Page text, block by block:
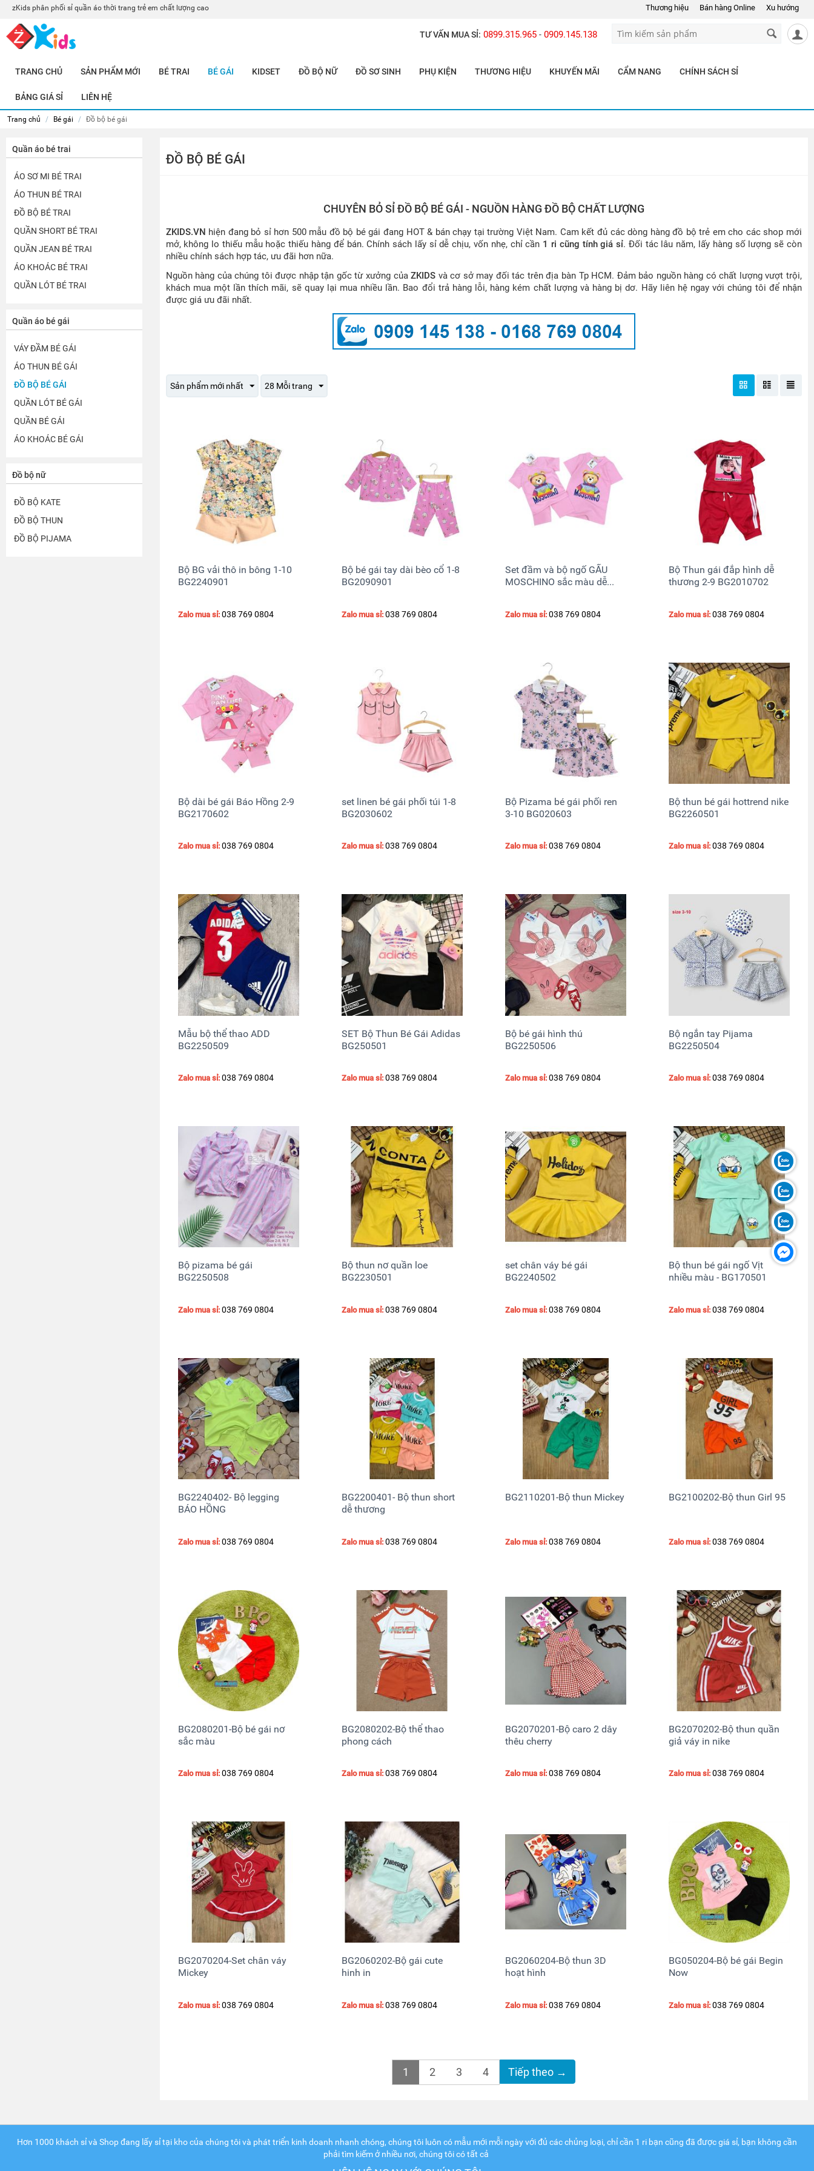
zKids phân phối sỉ quần áo thời trang trẻ em chất lượng cao Thương hiệu Bán hàng Online Xu hướng
TƯ VẤN MUA SỈ: 0899.315.965 - 0909.145.138
TRANG CHỦ SẢN PHẨM MỚI BÉ TRAI BÉ GÁI KIDSET ĐỒ BỘ NỮ ĐỒ SƠ SINH PHỤ KIỆN THƯƠNG HIỆU KHUYẾN MÃI CẨM NANG CHÍNH SÁCH SỈ
BẢNG GIÁ SỈ LIÊN HỆ
Trang chủ / Bé gái / Đồ bộ bé gái
Quần áo bé trai
ÁO SƠ MI BÉ TRAI
ÁO THUN BÉ TRAI
ĐỒ BỘ BÉ TRAI
QUẦN SHORT BÉ TRAI
QUẦN JEAN BÉ TRAI
ÁO KHOÁC BÉ TRAI
QUẦN LÓT BÉ TRAI
Quần áo bé gái
VÁY ĐẦM BÉ GÁI
ÁO THUN BÉ GÁI
ĐỒ BỘ BÉ GÁI
QUẦN LÓT BÉ GÁI
QUẦN BÉ GÁI
ÁO KHOÁC BÉ GÁI
Đồ bộ nữ
ĐỒ BỘ KATE
ĐỒ BỘ THUN
ĐỒ BỘ PIJAMA
ĐỒ BỘ BÉ GÁI
CHUYÊN BỎ SỈ ĐỒ BỘ BÉ GÁI - NGUỒN HÀNG ĐỒ BỘ CHẤT LƯỢNG
ZKIDS.VN hiện đang bỏ sỉ hơn 500 mẫu đồ bộ bé gái đang HOT & bán chạy tại trường Việt Nam. Cam kết đủ các dòng hàng đồ bộ trẻ em cho các shop mới
mở, không lo thiếu mẫu hoặc thiếu hàng để bán. Chính sách lấy sỉ dễ chịu, vốn nhẹ, chỉ cần 1 ri cũng tính giá sỉ. Đối tác lâu năm, lấy hàng số lượng sẽ còn
nhiều chính sách hợp tác, ưu đãi hơn nữa.
Nguồn hàng của chúng tôi được nhập tận gốc từ xưởng củaZKIDS và cơ sở may đối tác trên địa bàn Tp HCM. Đảm bảo nguồn hàng có chất lượng vượt trội,
khách mua một lần thích mãi, sẽ quay lại mua nhiều lần. Bao đổi trả hàng lỗi, hàng kém chất lượng và hàng bị dơ. Hãy liên hệ ngay với chúng tôi để nhận
được giá ưu đãi nhất.
Sản phẩm mới nhất 28 Mỗi trang
Bộ BG vải thô in bông 1-10
BG2240901
Zalo mua sỉ: 038 769 0804
Bộ bé gái tay dài bèo cổ 1-8
BG2090901
Zalo mua sỉ: 038 769 0804
Set đầm và bộ ngố GẤU
MOSCHINO sắc màu dễ...
Zalo mua sỉ: 038 769 0804
Bộ Thun gái đắp hình dễ
thương 2-9 BG2010702
Zalo mua sỉ: 038 769 0804
Bộ dài bé gái Báo Hồng 2-9
BG2170602
Zalo mua sỉ: 038 769 0804
set linen bé gái phối túi 1-8
BG2030602
Zalo mua sỉ: 038 769 0804
Bộ Pizama bé gái phối ren
3-10 BG020603
Zalo mua sỉ: 038 769 0804
Bộ thun bé gái hottrend nike
BG2260501
Zalo mua sỉ: 038 769 0804
Mẫu bộ thể thao ADD
BG2250509
Zalo mua sỉ: 038 769 0804
SET Bộ Thun Bé Gái Adidas
BG250501
Zalo mua sỉ: 038 769 0804
Bộ bé gái hình thú
BG2250506
Zalo mua sỉ: 038 769 0804
Bộ ngắn tay Pijama
BG2250504
Zalo mua sỉ: 038 769 0804
Bộ pizama bé gái
BG2250508
Zalo mua sỉ: 038 769 0804
Bộ thun nơ quần loe
BG2230501
Zalo mua sỉ: 038 769 0804
set chân váy bé gái
BG2240502
Zalo mua sỉ: 038 769 0804
Bộ thun bé gái ngố Vịt
nhiều màu - BG170501
Zalo mua sỉ: 038 769 0804
BG2240402- Bộ legging
BÁO HỒNG
Zalo mua sỉ: 038 769 0804
BG2200401- Bộ thun short
dễ thương
Zalo mua sỉ: 038 769 0804
BG2110201-Bộ thun Mickey
Zalo mua sỉ: 038 769 0804
BG2100202-Bộ thun Girl 95
Zalo mua sỉ: 038 769 0804
BG2080201-Bộ bé gái nơ
sắc màu
Zalo mua sỉ: 038 769 0804
BG2080202-Bộ thể thao
phong cách
Zalo mua sỉ: 038 769 0804
BG2070201-Bộ caro 2 dây
thêu cherry
Zalo mua sỉ: 038 769 0804
BG2070202-Bộ thun quần
giả váy in nike
Zalo mua sỉ: 038 769 0804
BG2070204-Set chân váy
Mickey
Zalo mua sỉ: 038 769 0804
BG2060202-Bộ gái cute
hinh in
Zalo mua sỉ: 038 769 0804
BG2060204-Bộ thun 3D
hoạt hình
Zalo mua sỉ: 038 769 0804
BG050204-Bộ bé gái Begin
Now
Zalo mua sỉ: 038 769 0804
1 2 3 4 Tiếp theo →
Hơn 1000 khách sỉ và Shop đang lấy sỉ tại kho của chúng tôi và phát triển kinh doanh nhanh chóng, chúng tôi luôn có mẫu mới mỗi ngày với đủ các chủng loại, chỉ cần 1 ri bạn cũng đã được giá sỉ, bạn không cần
phải tìm kiếm ở nhiều nơi, chúng tôi có tất cả